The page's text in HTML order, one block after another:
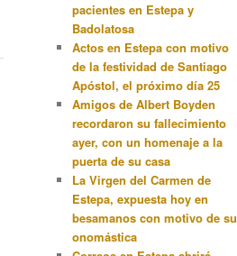
pacientes en Estepa y
Badolatosa
Actos en Estepa con motivo
de la festividad de Santiago
Apóstol, el próximo día 25
Amigos de Albert Boyden
recordaron su fallecimiento
ayer, con un homenaje a la
puerta de su casa
La Virgen del Carmen de
Estepa, expuesta hoy en
besamanos con motivo de su
onomástica